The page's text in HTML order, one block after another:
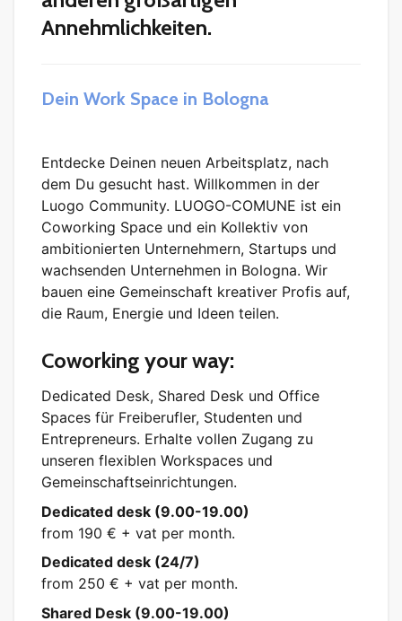
Annehmlichkeiten.
Dein Work Space in Bologna
Entdecke Deinen neuen Arbeitsplatz, nach
dem Du gesucht hast. Willkommen in der
Luogo Community. LUOGO-COMUNE ist ein
Coworking Space und ein Kollektiv von
ambitionierten Unternehmern, Startups und
wachsenden Unternehmen in Bologna. Wir
bauen eine Gemeinschaft kreativer Profis auf,
die Raum, Energie und Ideen teilen.
Coworking your way:
Dedicated Desk, Shared Desk und Office
Spaces für Freiberufler, Studenten und
Entrepreneurs. Erhalte vollen Zugang zu
unseren flexiblen Workspaces und
Gemeinschaftseinrichtungen.
Dedicated desk (9.00-19.00)
from 190 € + vat per month.
Dedicated desk (24/7)
from 250 € + vat per month.
Shared Desk (9.00-19.00)